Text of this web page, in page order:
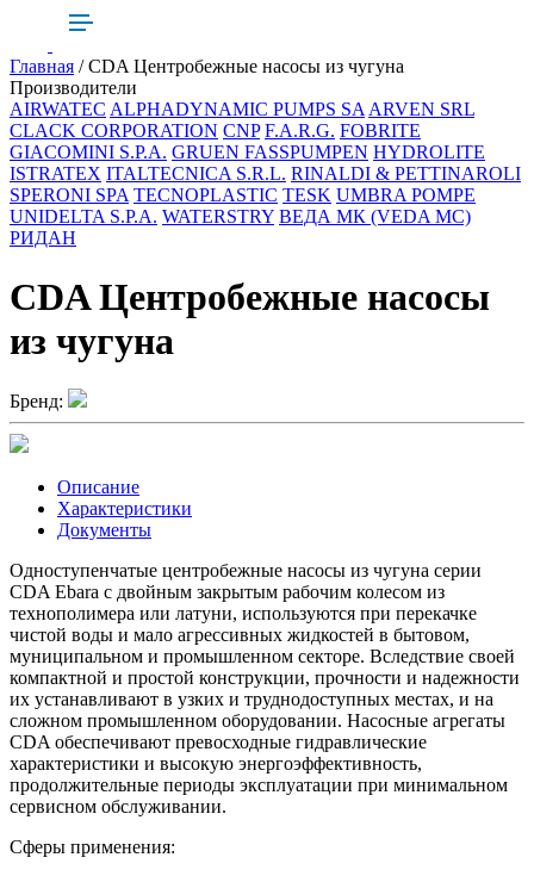
Главная / CDA Центробежные насосы из чугуна
Производители
AIRWATEC ALPHADYNAMIC PUMPS SAARVEN SRL
CLACK CORPORATION CNP F.A.R.G. FOBRITE
GIACOMINI S.P.A. GRUEN FASSPUMPEN HYDROLITE
ISTRATEX ITALTECNICA S.R.L. RINALDI & PETTINAROLI
SPERONI SPA TECNOPLASTIC TESK UMBRA POMPE
UNIDELTA S.P.A. WATERSTRY ВЕДА МК (VEDA MC)
РИДАН
CDA Центробежные насосы
из чугуна
Бренд:
Описание
Характеристики
Документы
Одноступенчатые центробежные насосы из чугуна серии
CDA Ebara с двойным закрытым рабочим колесом из
технополимера или латуни, используются при перекачке
чистой воды и мало агрессивных жидкостей в бытовом,
муниципальном и промышленном секторе. Вследствие своей
компактной и простой конструкции, прочности и надежности
их устанавливают в узких и труднодоступных местах, и на
сложном промышленном оборудовании. Насосные агрегаты
CDA обеспечивают превосходные гидравлические
характеристики и высокую энергоэффективность,
продолжительные периоды эксплуатации при минимальном
сервисном обслуживании.
Сферы применения: